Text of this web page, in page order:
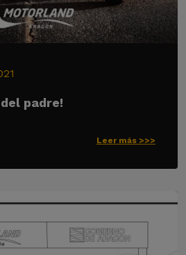
padre!
Leer más >>>